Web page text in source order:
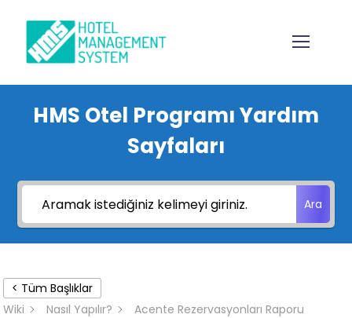
HMS Otel Programı Yardım
Sayfaları
Ara
< Tüm Başlıklar
Wiki
Nasıl Yapılır? Acente Rezervasyonları Raporu